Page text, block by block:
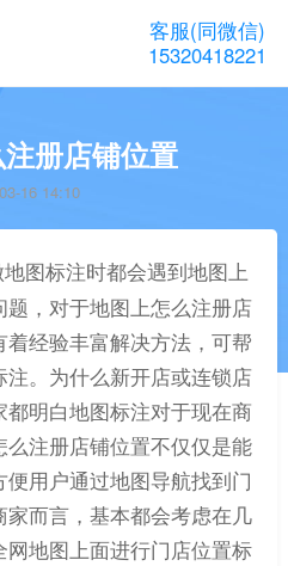
客服(同微信)
15320418221
册店铺位置
16 14:10
图标注时都会遇到地图上
，对于地图上怎么注册店
经验丰富解决方法，可帮
。为什么新开店或连锁店
明白地图标注对于现在商
注册店铺位置不仅仅是能
便用户通过地图导航找到门
而言，基本都会考虑在几
地图上面进行门店位置标